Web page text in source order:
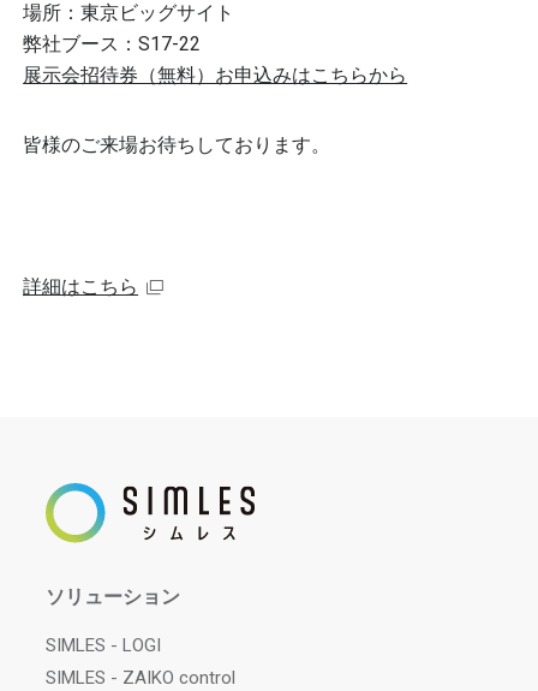
場所：東京ビッグサイト
弊社ブース：S17-22
展示会招待券（無料）お申込みはこちらから
皆様のご来場お待ちしております。
詳細はこちら
ソリューション
SIMLES - LOGI
SIMLES - ZAIKO control